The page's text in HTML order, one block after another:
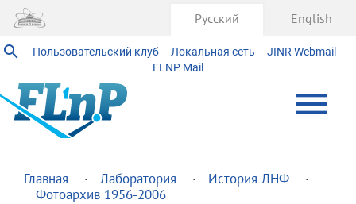
Пользовательский клуб Локальная сеть
JINR Webmail
FLNP Mail
Русский English
Главная Лаборатория
История ЛНФ
Фотоархив 1956-2006